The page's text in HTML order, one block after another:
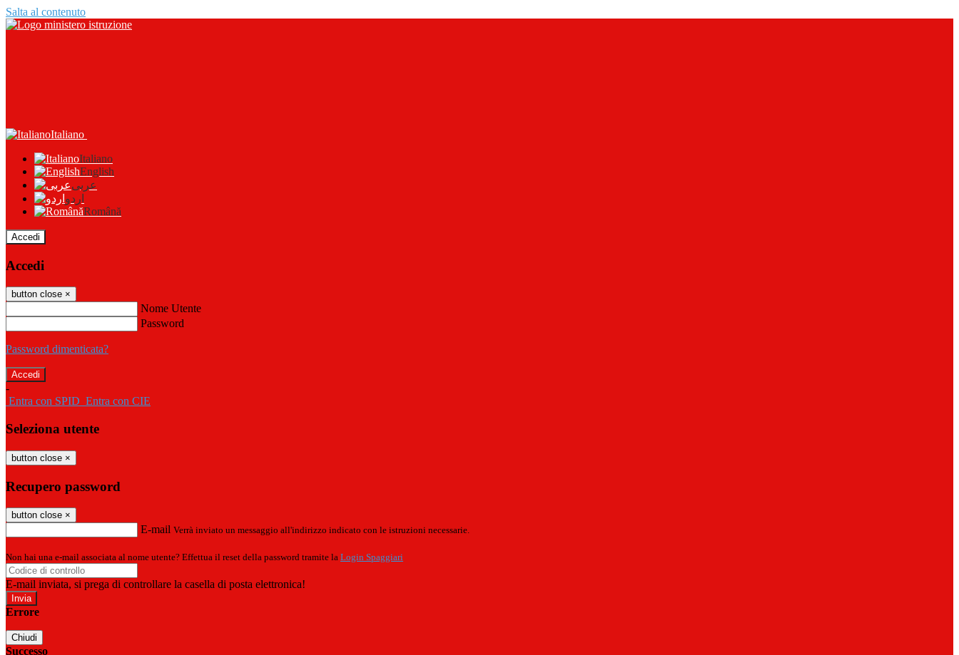
Salta al contenuto
Italiano
Italiano
English
عربى
اردو
Română
Accedi
Accedi
button close ×
Nome Utente
Password
Password dimenticata?
-
Entra con SPID Entra con CIE
Seleziona utente
button close ×
Recupero password
button close ×
E-mail Verrà inviato un messaggio all'indirizzo indicato con le istruzioni necessarie.
Non hai una e-mail associata al nome utente? Effettua il reset della password tramite la Login Spaggiari
E-mail inviata, si prega di controllare la casella di posta elettronica!
Errore
Chiudi
Successo